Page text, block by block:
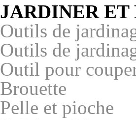
JARDINER
Outils de
Outils de
Outil pour
Brouette
Pelle et pioche